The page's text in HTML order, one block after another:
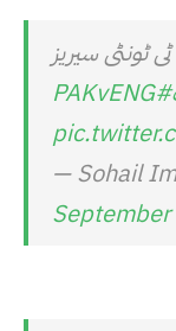
ٹونٹی سیریز
#PAKvENG
— Sohail